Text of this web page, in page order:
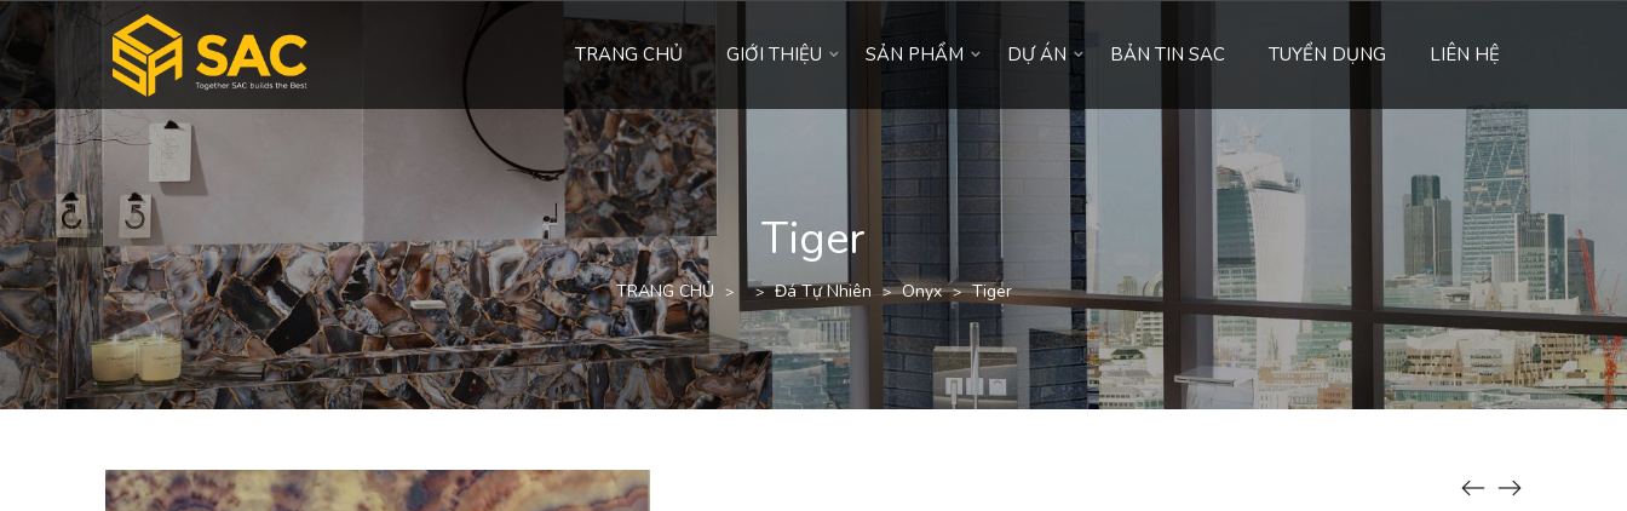
TRANG CHỦ GIỚI THIỆU SẢN PHẨM DỰ ÁN BẢN TIN SAC TUYỂN DỤNG LIÊN HỆ
Tiger
TRANG CHỦ > > Đá Tự Nhiên > Onyx > Tiger